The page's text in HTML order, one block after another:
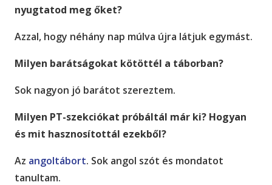
nyugtatod meg őket?
Azzal, hogy néhány nap múlva újra látjuk egymást.
Milyen barátságokat kötöttél a táborban?
Sok nagyon jó barátot szereztem.
Milyen PT-szekciókat próbáltál már ki? Hogyan
és mit hasznosítottál ezekből?
Az angoltábort. Sok angol szót és mondatot
tanultam.